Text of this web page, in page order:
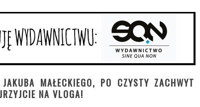
MAŁECKIEGO, PO CZYSTY
NA VLOGA!